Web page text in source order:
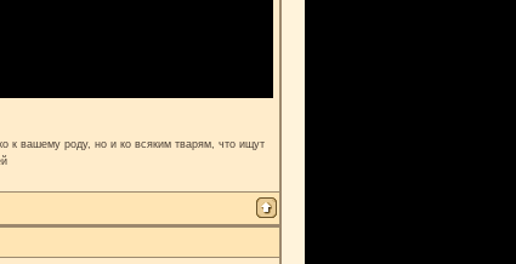
к вашему роду, но и ко всяким тварям, что ищут